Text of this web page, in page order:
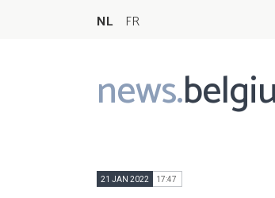
NL FR
news.
Main
navigation
21 JAN 2022 17:47